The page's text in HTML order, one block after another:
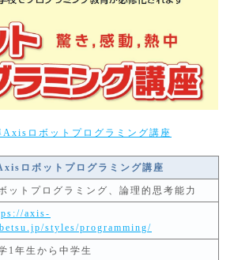
Axisロボットプログラミング講座
ロボットプログラミング講座
ットプログラミング、論理的思考能力
axis-
styles/programming/
1年生から中学生